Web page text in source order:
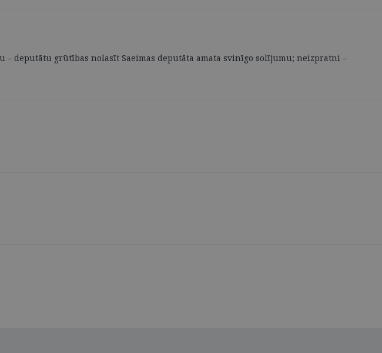
deputātu grūtības nolasīt Saeimas deputāta amata svinīgo solījumu; neizpratni –